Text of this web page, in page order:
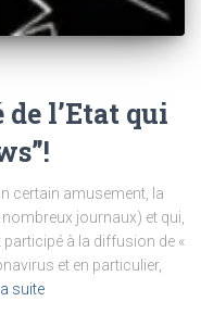
de l’Etat qui
certain amusement, la
nombreux journaux) et qui,
participé à la diffusion de «
et en particulier,
suite